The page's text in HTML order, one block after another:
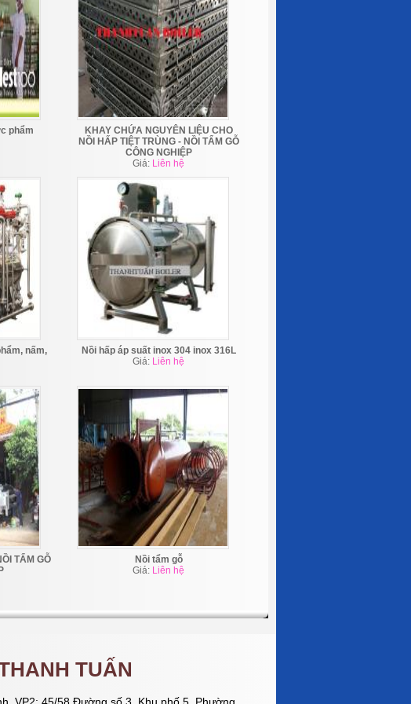
phẩm
KHAY CHỨA NGUYÊN LIỆU CHO
NỒI HẤP TIỆT TRÙNG - NỒI TẨM GỖ
CÔNG NGHIỆP
Giá: Liên hệ
nấm,
Nồi hấp áp suất inox 304 inox 316L
Giá: Liên hệ
TẨM GỖ
Nồi tẩm gỗ
Giá: Liên hệ
TUẤN